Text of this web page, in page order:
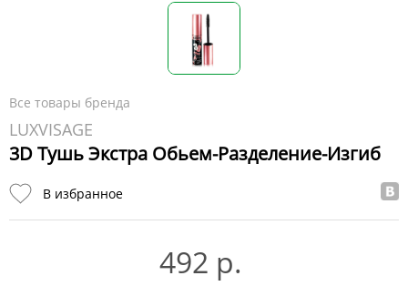
Все товары бренда
LUXVISAGE
3D Тушь Экстра Обьем-Разделение-Изгиб
В избранное
492 р.